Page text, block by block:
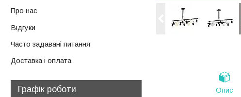
Опис
Про нас
Відгуки
Часто задавані питання
Доставка і оплата
Графік роботи